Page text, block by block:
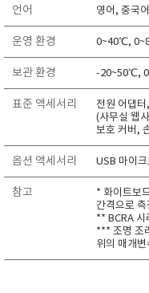
언어 영어, 중국어
운영 환경 0~40℃,
보관 환경 -20~50℃,
표준 액세서리
전원 어댑
(사무실 웹
보호 커버,
옵션 액세서리 USB 마이
참고
* 화이트보
간격으로
** BCRA 시
*** 조명 조
위의 매개